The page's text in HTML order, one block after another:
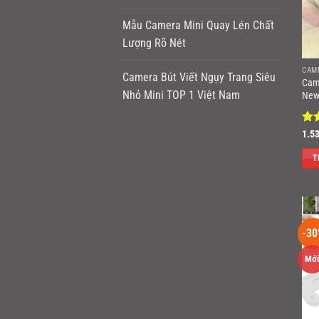
Mẫu Camera Mini Quay Lén Chất
Lượng Rõ Nét
Camera Bút Viết Ngụy Trang Siêu
Nhỏ Mini TOP 1 Việt Nam
sao
-
Mới